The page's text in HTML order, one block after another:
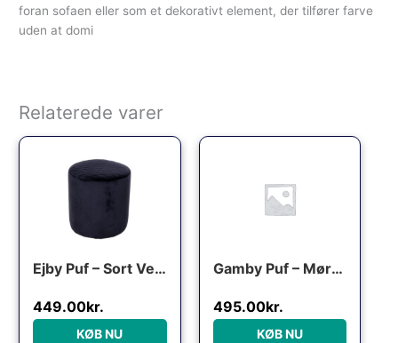
foran sofaen eller som et dekorativt element, der tilfører farve
uden at domi
Relaterede varer
Ejby Puf – Sort Velour
Den oprindelige pris var: 550.00kr..
449.00kr.
Den aktuelle pris er: 449.00kr..
KØB NU
Gamby Puf – Mørkeblå Velour
Den oprindelige pris var:
495.00kr.
Den aktuelle
KØB NU